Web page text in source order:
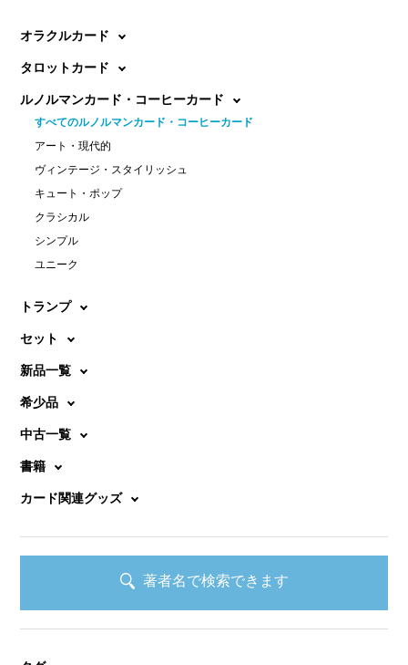
オラクルカード
タロットカード
ルノルマンカード・コーヒーカード
すべてのルノルマンカード・コーヒーカード
アート・現代的
ヴィンテージ・スタイリッシュ
キュート・ポップ
クラシカル
シンプル
ユニーク
トランプ
セット
新品一覧
希少品
中古一覧
書籍
カード関連グッズ
著者名で検索できます